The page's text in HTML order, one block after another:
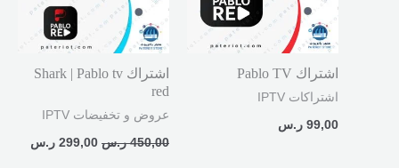
اشتراك Pablo TV
اشتراكات IPTV
99,00 ر.س
اشتراك Shark | Pablo tv
red
عروض و تخفيضات IPTV
450,00 ر.س 299,00 ر.س